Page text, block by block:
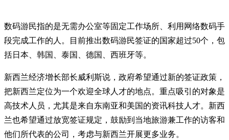
数码游民指的是无需办公室等固定工作场所、利用网络数码手
段完成工作的人。目前推出数码游民签证的国家超过50个，包
括日本、韩国、泰国、德国、西班牙等。
新西兰经济增长部长威利斯说，政府希望通过新的签证政策，
把新西兰定位为一个欢迎全球人才的地点。重点吸引的对象是
高技术人员，尤其是来自东南亚和美国的资讯科技人才。新西
兰也希望通过放宽签证规定，鼓励到当地旅游兼工作的访客和
他们所代表的公司，考虑与新西兰开展更多业务。